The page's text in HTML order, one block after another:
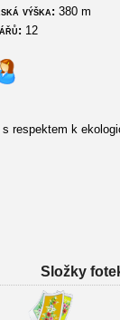
výška: 380 m
12
respektem k
Složky